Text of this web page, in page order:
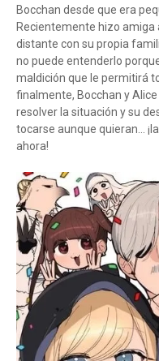
Bocchan desde que era
Recientemente hizo amiga
distante con su propia
no puede entenderlo
maldición que le permitirá
finalmente, Bocchan y
resolver la situación y su
tocarse aunque quieran...
ahora!